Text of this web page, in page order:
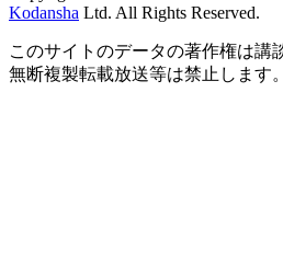
Kodansha Ltd. All Rights Reserved.
このサイトのデータの著作権は講
無断複製転載放送等は禁止します。